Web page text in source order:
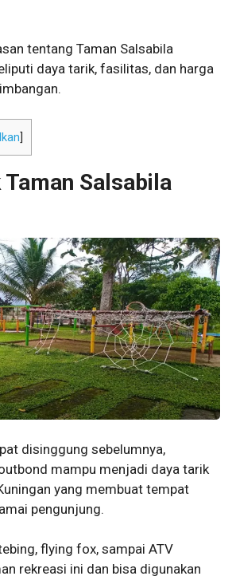
tentang Taman Salsabila
daya tarik, fasilitas, dan harga
Taman Salsabila
disinggung sebelumnya,
mampu menjadi daya tarik
yang membuat tempat
pengunjung.
flying fox, sampai ATV
rekreasi ini dan bisa digunakan